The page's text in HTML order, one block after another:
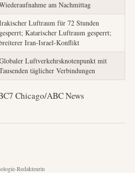
am Nachmittag
Luftraum für 72 Stunden
gesperrt; Katarischer Luftraum gesperrt;
Iran-Israel-Konflikt
Luftverkehrsknotenpunkt mit
täglicher Verbindungen
Chicago/ABC News
Redakteurin